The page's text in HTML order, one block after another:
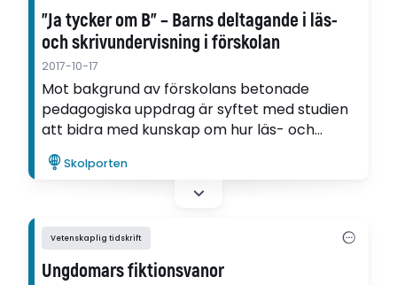
”Ja tycker om B” – Barns deltagande i läs-
och skrivundervisning i förskolan
2017-10-17
Mot bakgrund av förskolans betonade
pedagogiska uppdrag är syftet med studien
att bidra med kunskap om hur läs- och
skrivundervisning kan gestalta sig och göras
meningsfull i förskolans praktik.
Skolporten
Vetenskaplig tidskrift
Ungdomars fiktionsvanor